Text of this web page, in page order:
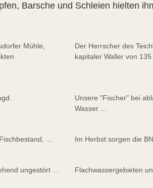
Barsche und Schleien hielten
Mühle,
Der Herrscher des
kapitaler Waller von 135
Unsere "Fischer" bei
Wasser ...
... Im Herbst sorgen die
ungestört ... Flachwassergebieten